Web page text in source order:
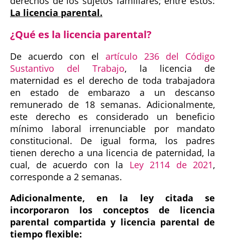
La licencia parental.
¿Qué es la licencia parental?
De acuerdo con el artículo 236 del Código
Sustantivo del Trabajo, la licencia de
maternidad es el derecho de toda trabajadora
en estado de embarazo a un descanso
remunerado de 18 semanas. Adicionalmente,
este derecho es considerado un beneficio
mínimo laboral irrenunciable por mandato
constitucional. De igual forma, los padres
tienen derecho a una licencia de paternidad, la
cual, de acuerdo con la Ley 2114 de 2021,
corresponde a 2 semanas.
Adicionalmente, en la ley citada se
incorporaron los conceptos de licencia
parental compartida y licencia parental de
tiempo flexible: